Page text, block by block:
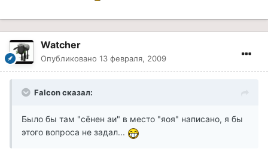
Watcher
Опубликовано 13 февраля, 2009
Falcon сказал:
Было бы там "сёнен аи" в место "яоя" написано, я бы
этого вопроса не задал...